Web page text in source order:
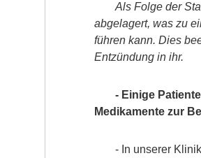
Als Folge der
abgelagert, was zu
führen kann. Dies
Entzündung in ihr.
- Einige
Medikamente zur
- In unserer